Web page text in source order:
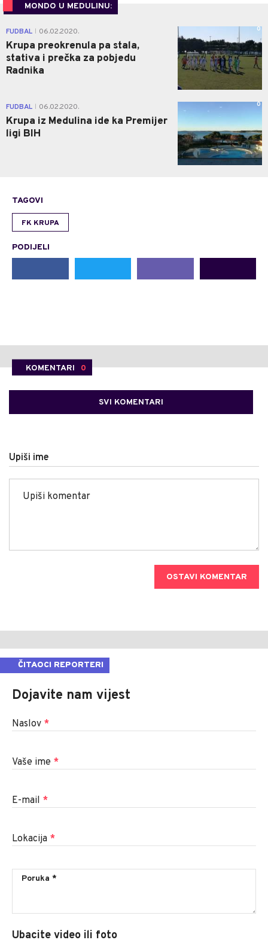
MONDO U MEDULINU:
FUDBAL 06.02.2020.
Krupa preokrenula pa stala,
stativa i prečka za pobjedu
Radnika
0
FUDBAL 06.02.2020.
Krupa iz Medulina ide ka Premijer
ligi BIH
0
TAGOVI
FK KRUPA
PODIJELI
KOMENTARI 0
SVI KOMENTARI
Upiši ime
OSTAVI KOMENTAR
ČITAOCI REPORTERI
Dojavite nam vijest
Naslov *
Vaše ime *
E-mail *
Lokacija *
Ubacite video ili foto